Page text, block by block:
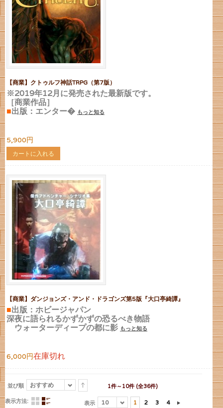
【商業】クトゥルフ神話TRPG（第7版）
※2019年12月に発売された最新版です。
［商業作品］
■出版：エンター� もっと知る
5,900円
カートに入れる
【商業】ダンジョンズ・アンド・ドラゴンズ第5版『大口亭綺譚』
■出版：ホビージャパン
深夜に語られるかずかずの恐るべき物語
ウォーターディープの都に影 もっと知る
6,000円在庫切れ
並び順 おすすめ 1件～10件 (全36件)
表示方法: 表示 10 1 2 3 4